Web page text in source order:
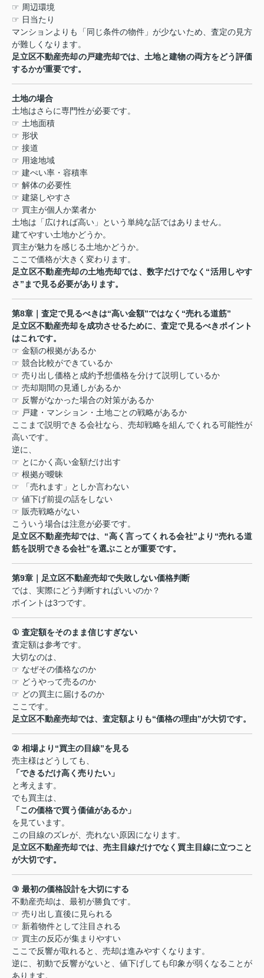
☞ 周辺環境
☞ 日当たり
マンションよりも「同じ条件の物件」が少ないため、査定の見方
が難しくなります。
足立区不動産売却の戸建売却では、土地と建物の両方をどう評価
するかが重要です。
土地の場合
土地はさらに専門性が必要です。
☞ 土地面積
☞ 形状
☞ 接道
☞ 用途地域
☞ 建ぺい率・容積率
☞ 解体の必要性
☞ 建築しやすさ
☞ 買主が個人か業者か
土地は「広ければ高い」という単純な話ではありません。
建てやすい土地かどうか。
買主が魅力を感じる土地かどうか。
ここで価格が大きく変わります。
足立区不動産売却の土地売却では、数字だけでなく “活用しやす
さ” まで見る必要があります。
第8章｜査定で見るべきは“高い金額”ではなく “売れる道筋”
足立区不動産売却を成功させるために、査定で見るべきポイント
はこれです。
☞ 金額の根拠があるか
☞ 競合比較ができているか
☞ 売り出し価格と成約予想価格を分けて説明しているか
☞ 売却期間の見通しがあるか
☞ 反響がなかった場合の対策があるか
☞ 戸建・マンション・土地ごとの戦略があるか
ここまで説明できる会社なら、売却戦略を組んでくれる可能性が
高いです。
逆に、
☞ とにかく高い金額だけ出す
☞ 根拠が曖昧
☞
「売れます」としか言わない
☞ 値下げ前提の話をしない
☞ 販売戦略がない
こういう場合は注意が必要です。
足立区不動産売却では、 “高く言ってくれる会社”より “売れる道
筋を説明できる会社”を選ぶことが重要です。
第9章｜足立区不動産売却で失敗しない価格判断
では、実際にどう判断すればいいのか？
ポイントは3つです。
① 査定額をそのまま信じすぎない
査定額は参考です。
大切なのは、
☞ なぜその価格なのか
☞ どうやって売るのか
☞ どの買主に届けるのか
ここです。
足立区不動産売却では、査定額よりも“価格の理由”が大切です。
② 相場より “買主の目線”を見る
売主様はどうしても、
「できるだけ高く売りたい」
と考えます。
でも買主は、
「この価格で買う価値があるか」
を見ています。
この目線のズレが、売れない原因になります。
足立区不動産売却では、売主目線だけでなく買主目線に立つこと
が大切です。
③ 最初の価格設計を大切にする
不動産売却は、最初が勝負です。
☞ 売り出し直後に見られる
☞ 新着物件として注目される
☞ 買主の反応が集まりやすい
ここで反響が取れると、売却は進みやすくなります。
逆に、初動で反響がないと、値下げしても印象が弱くなることが
あります。